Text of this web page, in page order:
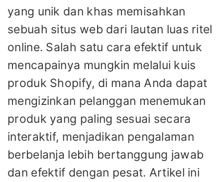
yang unik dan khas memisahkan
sebuah situs web dari lautan luas ritel
online. Salah satu cara efektif untuk
mencapainya mungkin melalui kuis
produk Shopify, di mana Anda dapat
mengizinkan pelanggan menemukan
produk yang paling sesuai secara
interaktif, menjadikan pengalaman
berbelanja lebih bertanggung jawab
dan efektif dengan pesat. Artikel ini